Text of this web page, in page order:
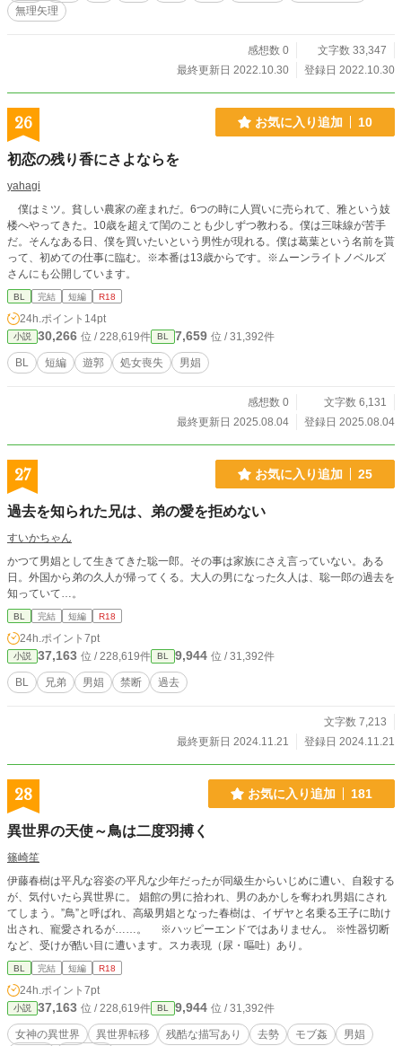
無理矢理
感想数 0
文字数 33,347
最終更新日 2022.10.30
登録日 2022.10.30
26 お気に入り追加 10
初恋の残り香にさよならを
yahagi
僕はミツ。貧しい農家の産まれだ。6つの時に人買いに売られて、雅という妓
楼へやってきた。10歳を超えて閨のことも少しずつ教わる。僕は三味線が苦手
だ。そんなある日、僕を買いたいという男性が現れる。僕は葛葉という名前を貰
って、初めての仕事に臨む。※本番は13歳からです。※ムーンライトノベルズ
さんにも公開しています。
BL 完結 短編 R18
24h.ポイント 14pt
小説 30,266 位 / 228,619件 BL 7,659 位 / 31,392件
BL 短編 遊郭 処女喪失 男娼
感想数 0
文字数 6,131
最終更新日 2025.08.04
登録日 2025.08.04
27 お気に入り追加 25
過去を知られた兄は、弟の愛を拒めない
すいかちゃん
かつて男娼として生きてきた聡一郎。その事は家族にさえ言っていない。ある
日。外国から弟の久人が帰ってくる。大人の男になった久人は、聡一郎の過去を
知っていて…。
BL 完結 短編 R18
24h.ポイント 7pt
小説 37,163 位 / 228,619件 BL 9,944 位 / 31,392件
BL 兄弟 男娼 禁断 過去
文字数 7,213
最終更新日 2024.11.21
登録日 2024.11.21
28 お気に入り追加 181
異世界の天使～鳥は二度羽搏く
篠崎笙
伊藤春樹は平凡な容姿の平凡な少年だったが同級生からいじめに遭い、自殺する
が、気付いたら異世界に。 娼館の男に拾われ、男のあかしを奪われ男娼にされ
てしまう。”鳥”と呼ばれ、高級男娼となった春樹は、イザヤと名乗る王子に助け
出され、寵愛されるが……。 ※ハッピーエンドではありません。 ※性器切断
など、受けが酷い目に遭います。スカ表現（尿・嘔吐）あり。
BL 完結 短編 R18
24h.ポイント 7pt
小説 37,163 位 / 228,619件 BL 9,944 位 / 31,392件
女神の異世界 異世界転移 残酷な描写あり 去勢 モブ姦
男娼